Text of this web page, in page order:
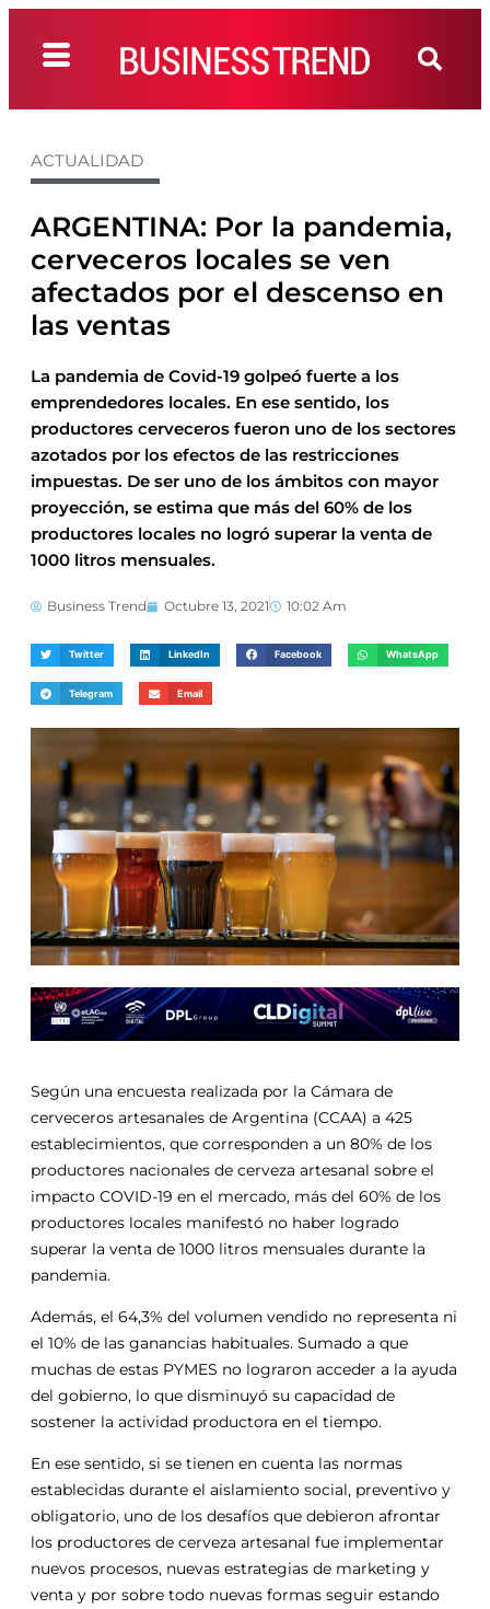
ACTUALIDAD
ARGENTINA: Por la pandemia,
cerveceros locales se ven
afectados por el descenso en
las ventas
La pandemia de Covid-19 golpeó fuerte a los
emprendedores locales. En ese sentido, los
productores cerveceros fueron uno de los sectores
azotados por los efectos de las restricciones
impuestas. De ser uno de los ámbitos con mayor
proyección, se estima que más del 60% de los
productores locales no logró superar la venta de
1000 litros mensuales.
Business Trend Octubre 13, 2021 10:02 Am
Twitter LinkedIn Facebook WhatsApp
Telegram Email
Según una encuesta realizada por la Cámara de
cerveceros artesanales de Argentina (CCAA) a 425
establecimientos, que corresponden a un 80% de los
productores nacionales de cerveza artesanal sobre el
impacto COVID-19 en el mercado, más del 60% de los
productores locales manifestó no haber logrado
superar la venta de 1000 litros mensuales durante la
pandemia.
Además, el 64,3% del volumen vendido no representa ni
el 10% de las ganancias habituales. Sumado a que
muchas de estas PYMES no lograron acceder a la ayuda
del gobierno, lo que disminuyó su capacidad de
sostener la actividad productora en el tiempo.
En ese sentido, si se tienen en cuenta las normas
establecidas durante el aislamiento social, preventivo y
obligatorio, uno de los desafíos que debieron afrontar
los productores de cerveza artesanal fue implementar
nuevos procesos, nuevas estrategias de marketing y
venta y por sobre todo nuevas formas seguir estando